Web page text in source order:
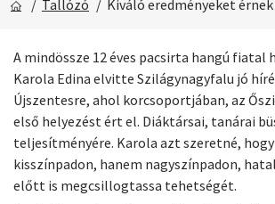
/ Tallózó / Kiváló eredményeket érnek el a fiatal
A mindössze 12 éves pacsirta hangú fiatal
Karola Edina elvitte Szilágynagyfalu jó
Újszentesre, ahol korcsoportjában, az
első helyezést ért el. Diáktársai, tanárai
teljesítményére. Karola azt szeretné, hogy
kisszínpadon, hanem nagyszínpadon,
előtt is megcsillogtassa tehetségét.